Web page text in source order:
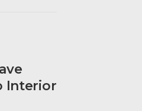
Interior